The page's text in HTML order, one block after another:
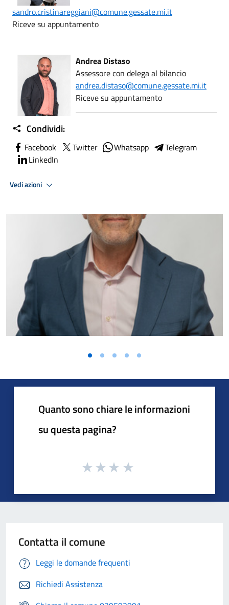
sandro.cristinareggiani@comune.gessate.mi.it
Riceve su appuntamento
Andrea Distaso
Assessore con delega al bilancio
andrea.distaso@comune.gessate.mi.it
Riceve su appuntamento
Condividi:
Facebook Twitter Whatsapp
Telegram
LinkedIn
Vedi azioni
Quanto sono chiare le informazioni
su questa pagina?
Contatta il comune
Leggi le domande frequenti
Richiedi Assistenza